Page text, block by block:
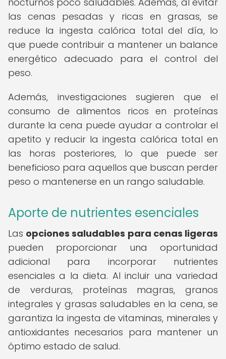
las cenas pesadas y ricas en grasas, se
reduce la ingesta calórica total del día, lo
que puede contribuir a mantener un balance
energético adecuado para el control del
peso.
Además, investigaciones sugieren que el
consumo de alimentos ricos en proteínas
durante la cena puede ayudar a controlar el
apetito y reducir la ingesta calórica total en
las horas posteriores, lo que puede ser
beneficioso para aquellos que buscan perder
peso o mantenerse en un rango saludable.
Aporte de nutrientes esenciales
Las opciones saludables para cenas ligeras
pueden proporcionar una oportunidad
adicional para incorporar nutrientes
esenciales a la dieta. Al incluir una variedad
de verduras, proteínas magras, granos
integrales y grasas saludables en la cena, se
garantiza la ingesta de vitaminas, minerales y
antioxidantes necesarios para mantener un
óptimo estado de salud.